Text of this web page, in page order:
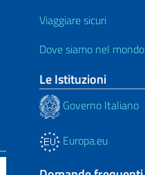
Viaggiare sicuri
Dove siamo nel mondo
Le Istituzioni
Governo Italiano
Europa.eu